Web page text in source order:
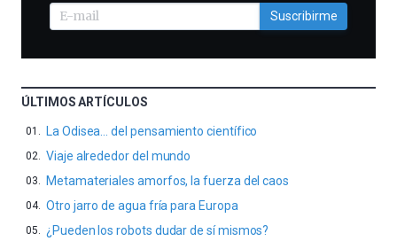
Suscribirme
ÚLTIMOS ARTÍCULOS
La Odisea… del pensamiento científico
Viaje alrededor del mundo
Metamateriales amorfos, la fuerza del caos
Otro jarro de agua fría para Europa
¿Pueden los robots dudar de sí mismos?